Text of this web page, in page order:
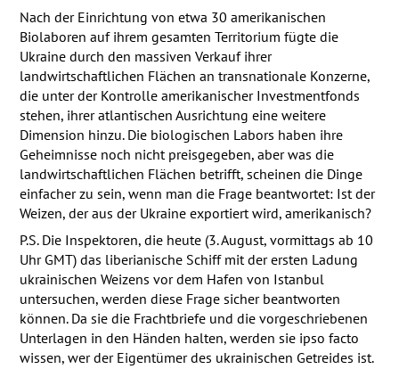
Nach der Einrichtung von etwa 30 amerikanischen
Biolaboren auf ihrem gesamten Territorium fügte die
Ukraine durch den massiven Verkauf ihrer
landwirtschaftlichen Flächen an transnationale Konzerne,
die unter der Kontrolle amerikanischer Investmentfonds
stehen, ihrer atlantischen Ausrichtung eine weitere
Dimension hinzu. Die biologischen Labors haben ihre
Geheimnisse noch nicht preisgegeben, aber was die
landwirtschaftlichen Flächen betrifft, scheinen die Dinge
einfacher zu sein, wenn man die Frage beantwortet: Ist der
Weizen, der aus der Ukraine exportiert wird, amerikanisch?
P.S. Die Inspektoren, die heute (3. August, vormittags ab 10
Uhr GMT) das liberianische Schiff mit der ersten Ladung
ukrainischen Weizens vor dem Hafen von Istanbul
untersuchen, werden diese Frage sicher beantworten
können. Da sie die Frachtbriefe und die vorgeschriebenen
Unterlagen in den Händen halten, werden sie ipso facto
wissen, wer der Eigentümer des ukrainischen Getreides ist.